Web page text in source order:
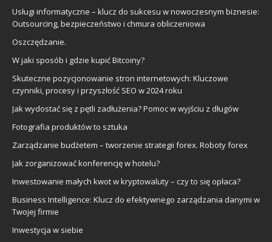
Usługi informatyczne – klucz do sukcesu w nowoczesnym biznesie:
Outsourcing, bezpieczeństwo i chmura obliczeniowa
Oszczędzanie.
W jaki sposób i gdzie kupić Bitcoiny?
Skuteczne pozycjonowanie stron internetowych: Kluczowe
czynniki, procesy i przyszłość SEO w 2024 roku
Jak wydostać się z pętli zadłużenia? Pomoc w wyjściu z długów
Fotografia produktów to sztuka
Zarządzanie budżetem – tworzenie strategii forex. Roboty forex
Jak zorganizować konferencję w hotelu?
Inwestowanie małych kwot w kryptowaluty – czy to się opłaca?
Business Intelligence: Klucz do efektywnego zarządzania danymi w
Twojej firmie
Inwestycja w siebie